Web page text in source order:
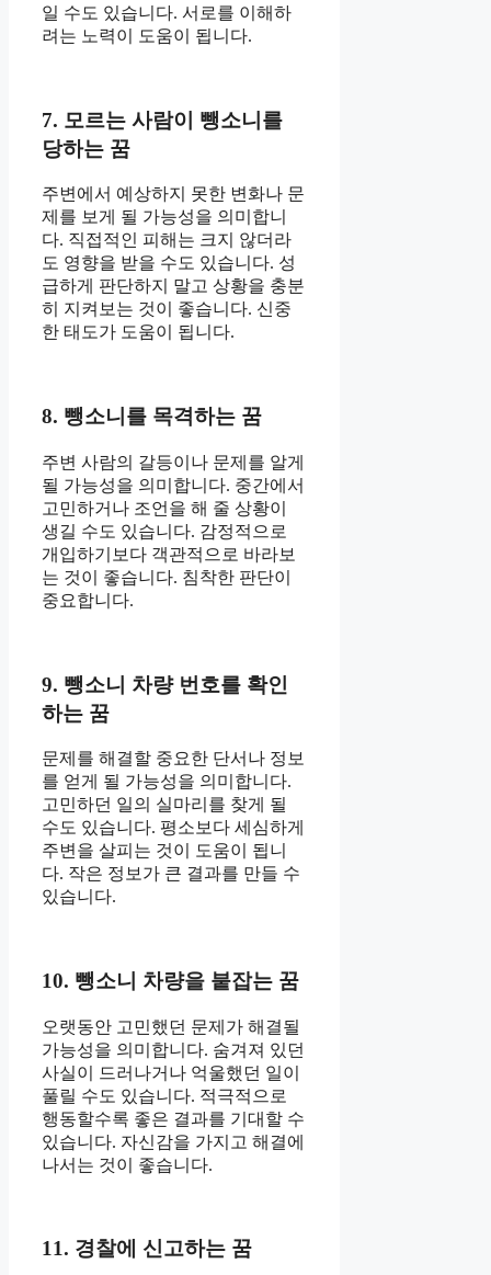
일 수도 있습니다. 서로를 이해하
려는 노력이 도움이 됩니다.
7. 모르는 사람이 뺑소니를
당하는 꿈
주변에서 예상하지 못한 변화나 문
제를 보게 될 가능성을 의미합니
다. 직접적인 피해는 크지 않더라
도 영향을 받을 수도 있습니다. 성
급하게 판단하지 말고 상황을 충분
히 지켜보는 것이 좋습니다. 신중
한 태도가 도움이 됩니다.
8. 뺑소니를 목격하는 꿈
주변 사람의 갈등이나 문제를 알게
될 가능성을 의미합니다. 중간에서
고민하거나 조언을 해 줄 상황이
생길 수도 있습니다. 감정적으로
개입하기보다 객관적으로 바라보
는 것이 좋습니다. 침착한 판단이
중요합니다.
9. 뺑소니 차량 번호를 확인
하는 꿈
문제를 해결할 중요한 단서나 정보
를 얻게 될 가능성을 의미합니다.
고민하던 일의 실마리를 찾게 될
수도 있습니다. 평소보다 세심하게
주변을 살피는 것이 도움이 됩니
다. 작은 정보가 큰 결과를 만들 수
있습니다.
10. 뺑소니 차량을 붙잡는 꿈
오랫동안 고민했던 문제가 해결될
가능성을 의미합니다. 숨겨져 있던
사실이 드러나거나 억울했던 일이
풀릴 수도 있습니다. 적극적으로
행동할수록 좋은 결과를 기대할 수
있습니다. 자신감을 가지고 해결에
나서는 것이 좋습니다.
11. 경찰에 신고하는 꿈